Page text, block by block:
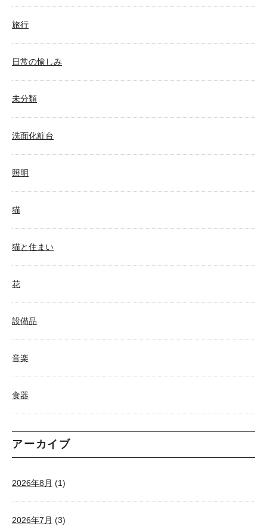
旅行
日常の愉しみ
未分類
洗面化粧台
照明
猫
猫と住まい
花
設備品
音楽
食器
アーカイブ
2026年8月 (1)
2026年7月 (3)